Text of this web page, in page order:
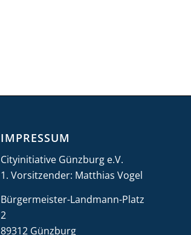
IMPRESSUM
Cityinitiative Günzburg e.V.
1. Vorsitzender: Matthias Vogel
Bürgermeister-Landmann-Platz
2
89312 Günzburg